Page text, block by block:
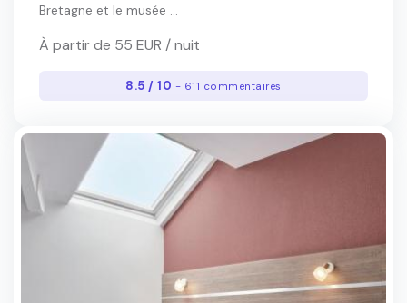
Bretagne et le musée ...
À partir de 55 EUR / nuit
8.5 / 10 - 611 commentaires